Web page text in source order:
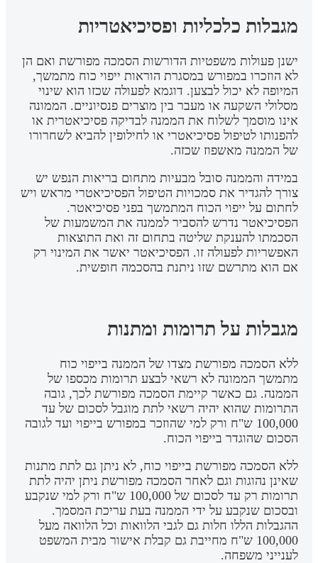
מגבלות כלכליות ופסיכיאטריות
ישנן פעולות משפטיות הדורשות הסמכה מפורשת ואם הן
לא הוזכרו במפורש במסגרת הוראות ייפוי כוח מתמשך,
המיופה לא יכול לבצען. דוגמא לפעולה שכזו הוא שינוי
מסלולי השקעה או מעבר בין מוצרים פנסיוניים. הממונה
אינו מוסמך לשלוח את הממנה לבדיקה פסיכיאטרית או
להפנותו לטיפול פסיכיאטרי או לחילופין להביא לשחרורו
של הממנה מאשפוז שכזה.
במידה והממנה סובל מבעיות מתחום בריאות הנפש יש
צורך להגדיר את סמכויות הטיפול הפסיכיאטרי מראש ויש
לחתום על ייפוי הכוח המתמשך בפני פסיכיאטר.
הפסיכיאטר נדרש להסביר לממנה את המשמעות של
הסכמתו להענקת שליטה בתחום זה ואת התוצאות
האפשריות לפעולה זו. הפסיכיאטר יאשר את המינוי רק
אם הוא מתרשם שזו ניתנת בהסכמה חופשית.
מגבלות על תרומות ומתנות
ללא הסמכה מפורשת מצדו של הממנה בייפוי כוח
מתמשך הממונה לא רשאי לבצע תרומות מכספו של
הממנה. גם כאשר קיימת הסמכה מפורשת לכך, גובה
התרומות שהוא יהיה רשאי לתת מוגבל לסכום של עד
100,000 ש"ח ורק למי שהוזכר במפורש בייפוי ועד לגובה
הסכום שהוגדר בייפוי הכוח.
ללא הסמכה מפורשת בייפוי כוח, לא ניתן גם לתת מתנות
שאינן נהוגות וגם לאחר הסמכה מפורשת ניתן יהיה לתת
תרומות רק עד לסכום של 100,000 ש"ח ורק למי שנקבע
ובסכום שנקבע על ידי הממנה בעת עריכת המסמך.
ההגבלות הללו חלות גם לגבי הלוואות וכל הלוואה מעל
100,000 ש"ח מחייבת גם קבלת אישור מבית המשפט
לענייני משפחה.